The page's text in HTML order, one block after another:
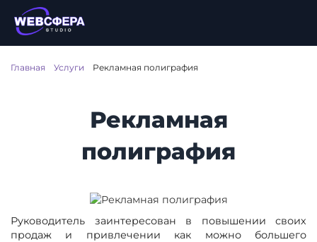
Главная Услуги Рекламная полиграфия
Рекламная
полиграфия
Руководитель заинтересован в повышении своих
продаж и привлечении как можно большего